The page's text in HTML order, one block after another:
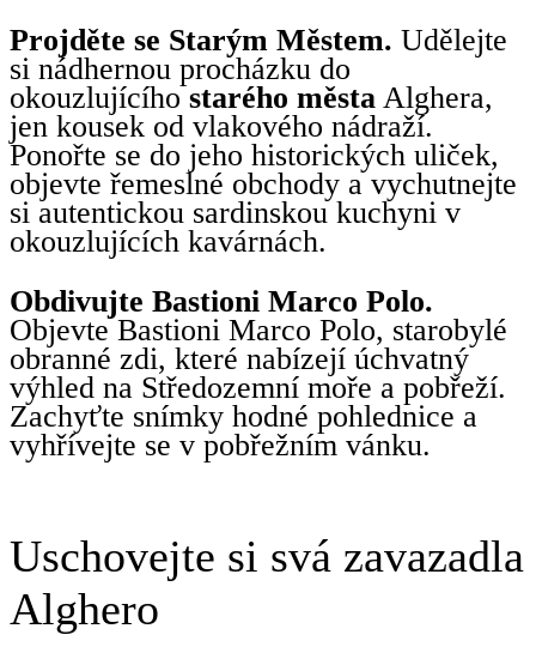
Projděte se Starým Městem. Udělejte
si nádhernou procházku do
okouzlujícíhostarého města Alghera,
jen kousek od vlakového nádraží.
Ponořte se do jeho historických uliček,
objevte řemeslné obchody a vychutnejte
si autentickou sardinskou kuchyni v
okouzlujících kavárnách.
Obdivujte Bastioni Marco Polo.
Objevte Bastioni Marco Polo, starobylé
obranné zdi, které nabízejí úchvatný
výhled na Středozemní moře a pobřeží.
Zachyťte snímky hodné pohlednice a
vyhřívejte se v pobřežním vánku.
Uschovejte si svá zavazadla
Alghero